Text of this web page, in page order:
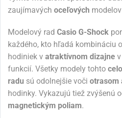
zaujímavých oceľových
Modelový rad Casio G-Shock
každého, kto hľadá kombináciu
hodiniek v atraktívnom dizajne
funkcií. Všetky modely tohto
radu sú odolnejšie voči otrasom
hodinky. Vykazujú tiež zvýšenú
magnetickým poliam.